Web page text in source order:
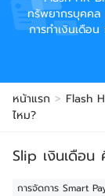
ทรัพยากรบุคคล
การทำเงินเดือ
หน้าแรก > Flash
ไหม?
Slip เงินเดือน
การจัดการ Smart